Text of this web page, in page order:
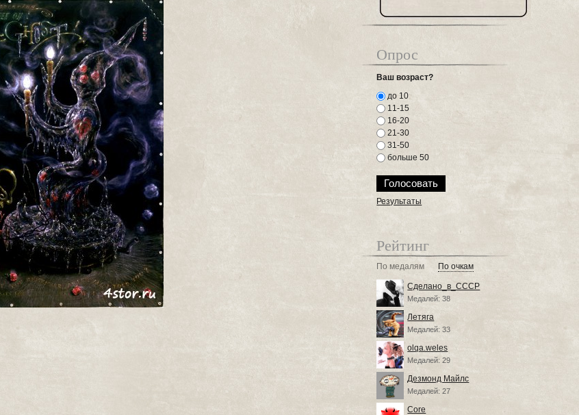
Опрос
Ваш возраст?
до 10
11-15
16-20
21-30
31-50
больше 50
Результаты
Рейтинг
По медалям По очкам
Сделано_в_СССР
Медалей: 38
Летяга
Медалей: 33
olqa.weles
Медалей: 29
Дезмонд Майлс
Медалей: 27
Core